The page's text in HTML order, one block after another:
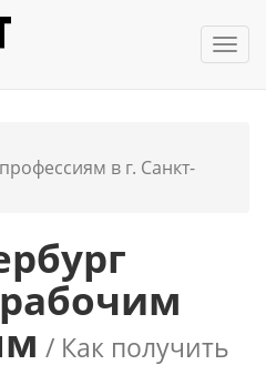
в г. Санкт-
/ Как получить